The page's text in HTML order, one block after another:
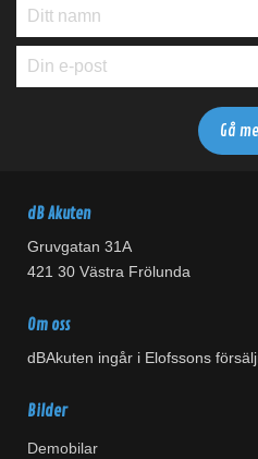
dB Akuten
Gruvgatan 31A
421 30 Västra Frölunda
Om oss
dBAkuten ingår i Elofssons
Bilder
Demobilar